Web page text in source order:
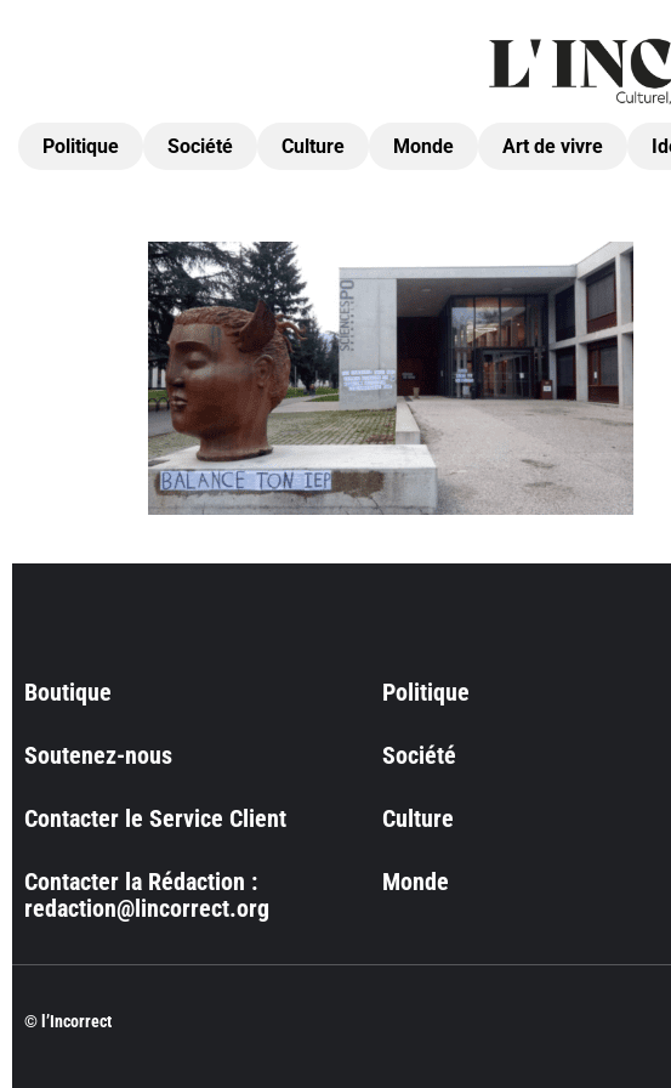
Politique Société Culture Monde Art de vivre
Boutique
Soutenez-nous
Contacter le Service Client
Contacter la Rédaction :
redaction@lincorrect.org
Politique
Société
Culture
Monde
© l’Incorrect